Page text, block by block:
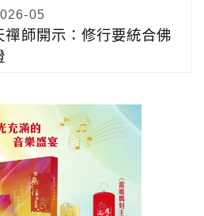
05
禪師開示：修行要統合佛